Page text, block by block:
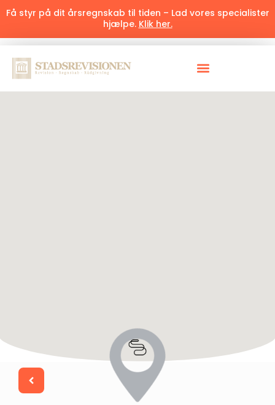
Få styr på dit årsregnskab til tiden – Lad vores specialister
hjælpe. Klik her.